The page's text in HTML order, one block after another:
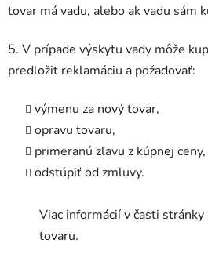
tovar má vadu, alebo ak vadu sám
5. V prípade výskytu vady môže
predložiť reklamáciu a požadovať:
výmenu za nový tovar,
opravu tovaru,
primeranú zľavu z kúpnej ceny,
odstúpiť od zmluvy.
Viac informácií v časti
tovaru.